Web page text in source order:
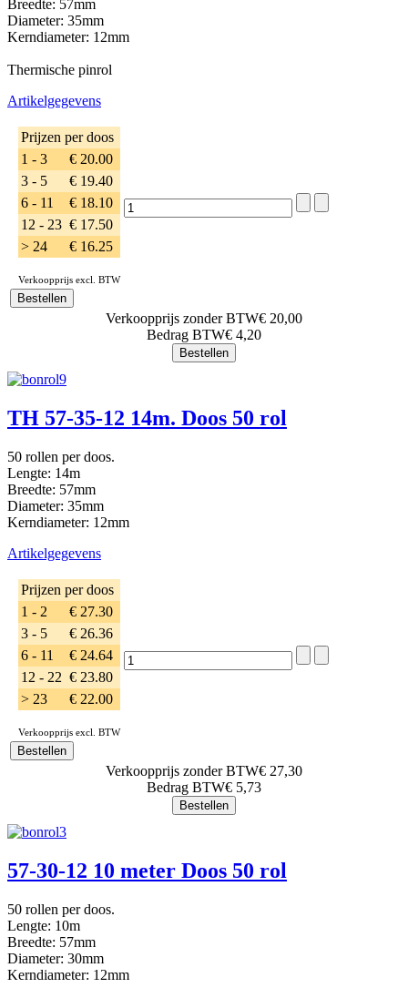
Breedte: 57mm
Diameter: 35mm
Kerndiameter: 12mm
Thermische pinrol
Artikelgegevens
Prijzen per doos
1 - 3
€ 20.00
3 - 5
€ 19.40
6 - 11
€ 18.10
12 - 23 € 17.50
> 24
€ 16.25
Verkoopprijs excl. BTW
Verkoopprijs zonder BTW€ 20,00
Bedrag BTW€ 4,20
TH 57-35-12 14m. Doos 50 rol
50 rollen per doos.
Lengte: 14m
Breedte: 57mm
Diameter: 35mm
Kerndiameter: 12mm
Artikelgegevens
Prijzen per doos
1 - 2
€ 27.30
3 - 5
€ 26.36
6 - 11
€ 24.64
12 - 22 € 23.80
> 23
€ 22.00
Verkoopprijs excl. BTW
Verkoopprijs zonder BTW€ 27,30
Bedrag BTW€ 5,73
57-30-12 10 meter Doos 50 rol
50 rollen per doos.
Lengte: 10m
Breedte: 57mm
Diameter: 30mm
Kerndiameter: 12mm